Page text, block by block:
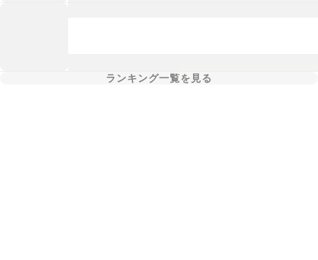
ランキング一覧を見る